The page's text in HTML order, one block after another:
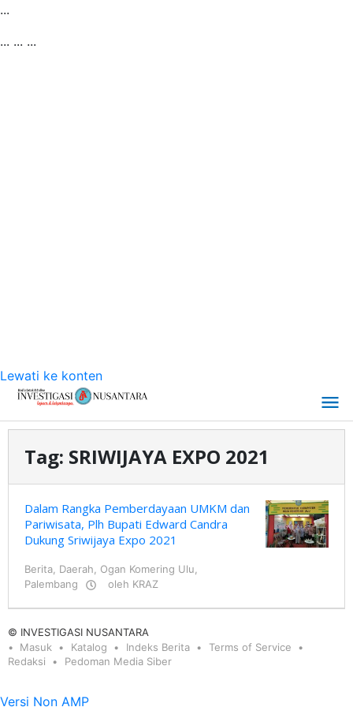
...
... ... ...
Lewati ke konten
Tag: SRIWIJAYA EXPO 2021
Dalam Rangka Pemberdayaan UMKM dan
Pariwisata, Plh Bupati Edward Candra
Dukung Sriwijaya Expo 2021
Berita Daerah Ogan Komering Ulu
Palembang
oleh KRAZ
© INVESTIGASI NUSANTARA
Masuk
Katalog Indeks Berita
Terms of Service
Redaksi
Pedoman Media Siber
Versi Non AMP